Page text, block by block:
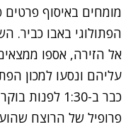
מומחים באיסוף פרטים
אל הזירה, אספו
עליהם ונסעו למכון
כבר ב-1:30
פרופיל של הרוצח